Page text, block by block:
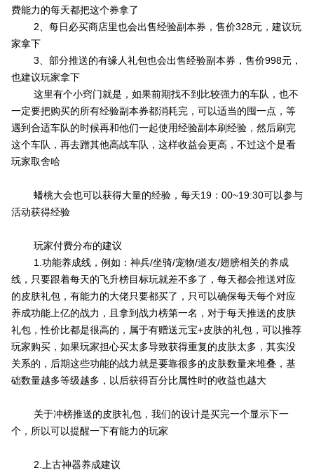
费能力的每天都把这个券拿了
2、每日必买商店里也会出售经验副本券，售价328元，建议玩
家拿下
3、部分推送的有缘人礼包也会出售经验副本券，售价998元，
也建议玩家拿下
这里有个小窍门就是，如果前期找不到比较强力的车队，也不
一定要把购买的所有经验副本券都消耗完，可以适当的囤一点，等
遇到合适车队的时候再和他们一起使用经验副本刷经验，然后刷完
这个车队，再去蹭其他高战车队，这样收益会更高，不过这个是看
玩家取舍哈
蟠桃大会也可以获得大量的经验，每天19：00~19:30可以参与
活动获得经验
玩家付费分布的建议
1.功能养成线，例如：神兵/坐骑/宠物/道友/翅膀相关的养成
线，只要跟着每天的飞升榜目标玩就差不多了，每天都会推送对应
的皮肤礼包，有能力的大佬只要都买了，只可以确保每天每个对应
养成功能上亿的战力，且拿到战力榜第一名，对于每天推送的皮肤
礼包，性价比都是很高的，属于有赠送元宝+皮肤的礼包，可以推荐
玩家购买，如果玩家担心买太多导致获得重复的皮肤太多，其实没
关系的，后期这些功能的战力就是要靠很多的皮肤数量来堆叠，基
础数量越多等级越多，以后获得百分比属性时的收益也越大
关于冲榜推送的皮肤礼包，我们的设计是买完一个显示下一
个，所以可以提醒一下有能力的玩家
2.上古神器养成建议